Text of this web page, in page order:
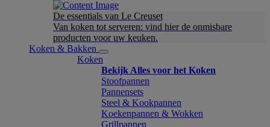
De essentials van Le Creuset
Van koken tot serveren: vind hier de onmisbare
producten voor uw keuken.
Koken & Bakken
Koken
Bekijk Alles voor het Koken
Stoofpannen
Pannensets
Steel & Kookpannen
Koekenpannen & Wokken
Grillpannen